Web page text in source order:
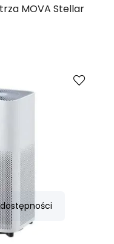
MOVA Stellar